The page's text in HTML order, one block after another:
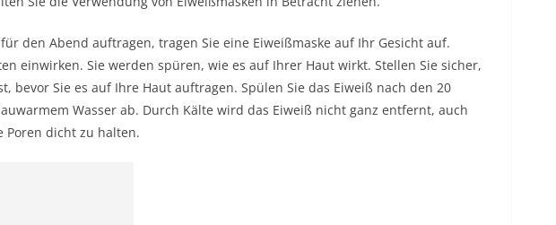
den Abend auftragen, tragen Sie eine Eiweißmaske auf Ihr Gesicht auf.
einwirken. Sie werden spüren, wie es auf Ihrer Haut wirkt. Stellen Sie sicher,
bevor Sie es auf Ihre Haut auftragen. Spülen Sie das Eiweiß nach den 20
Wasser ab. Durch Kälte wird das Eiweiß nicht ganz entfernt, auch
Poren dicht zu halten.